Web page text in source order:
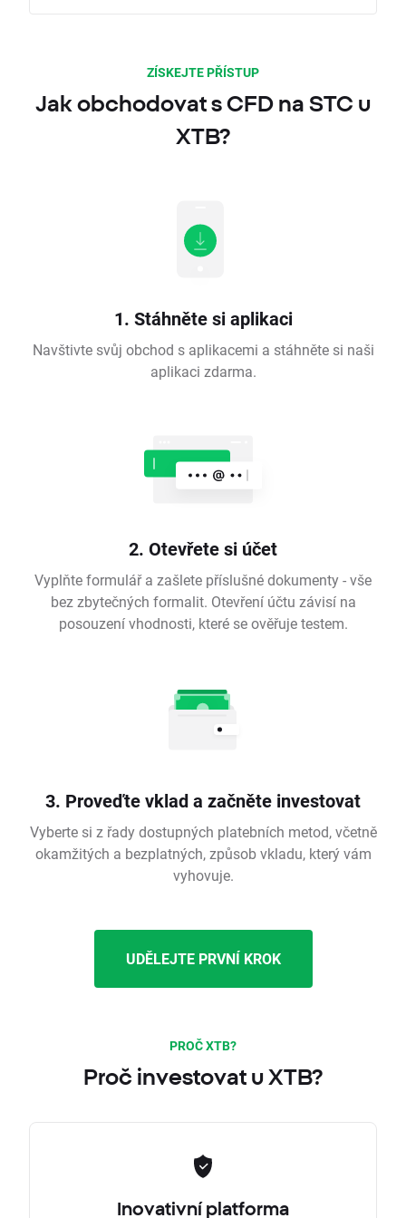
ZÍSKEJTE PŘÍSTUP
Jak obchodovat s CFD na STC u
XTB?
1. Stáhněte si aplikaci
Navštivte svůj obchod s aplikacemi a stáhněte si naši
aplikaci zdarma.
2. Otevřete si účet
Vyplňte formulář a zašlete příslušné dokumenty - vše
bez zbytečných formalit. Otevření účtu závisí na
posouzení vhodnosti, které se ověřuje testem.
3. Proveďte vklad a začněte investovat
Vyberte si z řady dostupných platebních metod, včetně
okamžitých a bezplatných, způsob vkladu, který vám
vyhovuje.
UDĚLEJTE PRVNÍ KROK
PROČ XTB?
Proč investovat u XTB?
Inovativní platforma